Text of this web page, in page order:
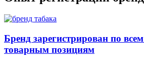
Бренд зарегистрирован по
товарным позициям